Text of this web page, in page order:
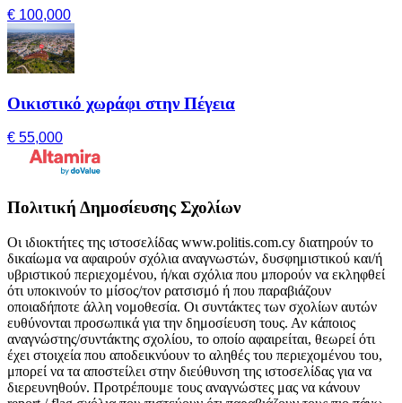
€ 100,000
Οικιστικό χωράφι στην Πέγεια
€ 55,000
Πολιτική Δημοσίευσης Σχολίων
Οι ιδιοκτήτες της ιστοσελίδας www.politis.com.cy διατηρούν το
δικαίωμα να αφαιρούν σχόλια αναγνωστών, δυσφημιστικού και/ή
υβριστικού περιεχομένου, ή/και σχόλια που μπορούν να εκληφθεί
ότι υποκινούν το μίσος/τον ρατσισμό ή που παραβιάζουν
οποιαδήποτε άλλη νομοθεσία. Οι συντάκτες των σχολίων αυτών
ευθύνονται προσωπικά για την δημοσίευση τους. Αν κάποιος
αναγνώστης/συντάκτης σχολίου, το οποίο αφαιρείται, θεωρεί ότι
έχει στοιχεία που αποδεικνύουν το αληθές του περιεχομένου του,
μπορεί να τα αποστείλει στην διεύθυνση της ιστοσελίδας για να
διερευνηθούν. Προτρέπουμε τους αναγνώστες μας να κάνουν